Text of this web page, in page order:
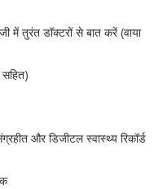
में तुरंत डॉक्टरों से बात करें (वाया
और डिजीटल स्वास्थ्य रिकॉर्ड